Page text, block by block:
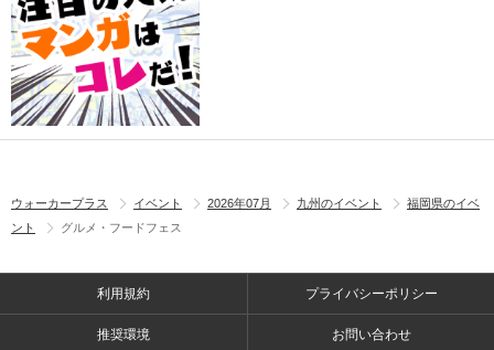
ウォーカープラス イベント 2026年07月 九州のイベント
福岡県のイベ
ント
グルメ・フードフェス
利用規約 プライバシーポリシー
推奨環境 お問い合わせ